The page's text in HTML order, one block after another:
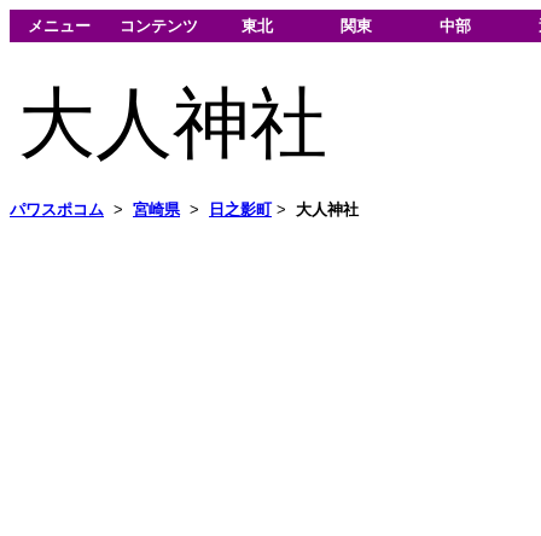
メニュー コンテンツ 東北 関東 中部
大人神社
パワスポコム > 宮崎県> 日之影町> 大人神社